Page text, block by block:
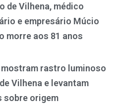
de Vilhena, médico
e empresário Múcio
morre aos 81 anos
rastro luminoso
Vilhena e levantam
sobre origem